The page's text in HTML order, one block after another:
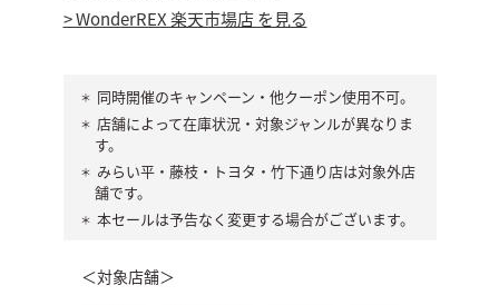
> WonderREX 楽天市場店 を見る
同時開催のキャンペーン・他クーポン使用不可。
店舗によって在庫状況・対象ジャンルが異なりま
す。
みらい平・藤枝・トヨタ・竹下通り店は対象外店
舗です。
本セールは予告なく変更する場合がございます。
＜対象店舗＞